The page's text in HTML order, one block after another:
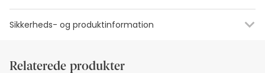
CYANCOBALAMIN, FOLKSYRE, NICOTINAMID, DL-A TOOPHEROL,
POTASSIUM YODIDE, PHYTOMENADION.
Sikkerheds- og produktinformation
Relaterede produkter